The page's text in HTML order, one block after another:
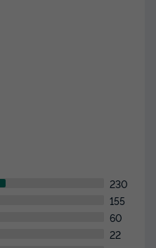
230
155
60
22